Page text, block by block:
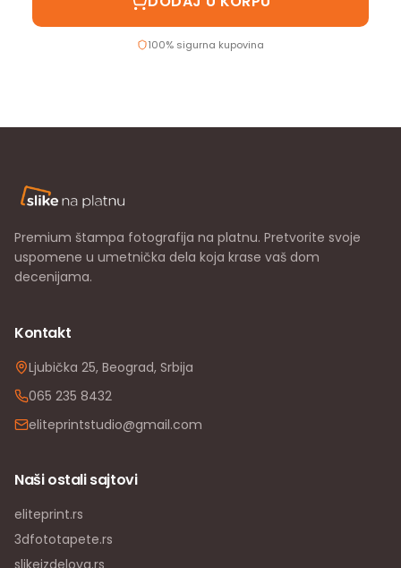
100% sigurna kupovina
Premium štampa fotografija na platnu. Pretvorite svoje
uspomene u umetnička dela koja krase vaš dom
decenijama.
Kontakt
Ljubička 25, Beograd, Srbija
065 235 8432
eliteprintstudio@gmail.com
Naši ostali sajtovi
eliteprint.rs
3dfototapete.rs
slikeizdelova.rs